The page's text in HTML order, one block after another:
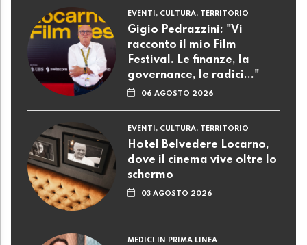
EVENTI, CULTURA, TERRITORIO
Gigio Pedrazzini: "Vi
racconto il mio Film
Festival. Le finanze, la
governance, le radici..."
06 AGOSTO 2026
EVENTI, CULTURA, TERRITORIO
Hotel Belvedere Locarno,
dove il cinema vive oltre lo
schermo
03 AGOSTO 2026
MEDICI IN PRIMA LINEA